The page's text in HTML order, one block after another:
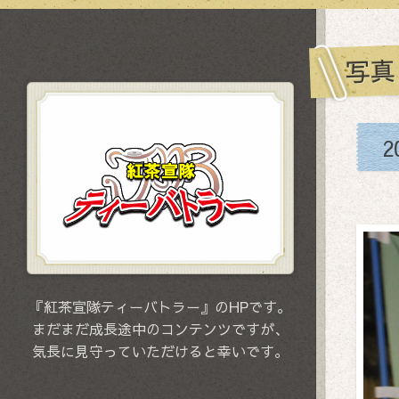
写真
『紅茶宣隊ティーバトラー』のHPです。
まだまだ成長途中のコンテンツですが、
気長に見守っていただけると幸いです。